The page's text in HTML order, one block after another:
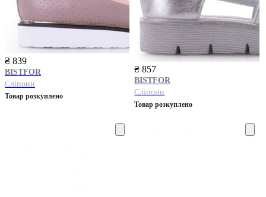
₴ 839
BISTFOR
Сліпони
Товар розкуплено
₴ 857
BISTFOR
Сліпони
Товар розкуплено